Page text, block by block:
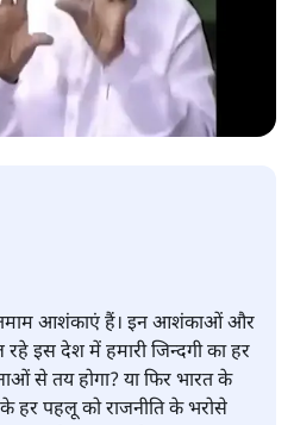
तमाम आशंकाएं हैं। इन आशंकाओं और
इस देश में हमारी जिन्दगी का हर
से तय होगा? या फिर भारत के
हर पहलू को राजनीति के भरोसे